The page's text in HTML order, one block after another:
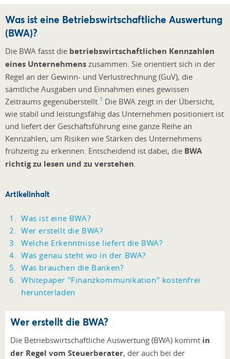
Was ist eine Betriebswirtschaftliche Auswertung
(BWA)?
Die BWA fasst die betriebswirtschaftlichen Kennzahlen
eines Unternehmens zusammen. Sie orientiert sich in der
Regel an der Gewinn- und Verlustrechnung (GuV), die
sämtliche Ausgaben und Einnahmen eines gewissen
Zeitraums gegenüberstellt. 1 Die BWA zeigt in der Übersicht,
wie stabil und leistungsfähig das Unternehmen positioniert ist
und liefert der Geschäftsführung eine ganze Reihe an
Kennzahlen, um Risiken wie Stärken des Unternehmens
frühzeitig zu erkennen. Entscheidend ist dabei, die BWA
richtig zu lesen und zu verstehen
Artikelinhalt
Was ist eine BWA?
Wer erstellt die BWA?
Welche Erkenntnisse liefert die BWA?
Was genau steht wo in der BWA?
Was brauchen die Banken?
Whitepaper "Finanzkommunikation" kostenfrei
herunterladen
Wer erstellt die BWA?
Die Betriebswirtschaftliche Auswertung (BWA) kommt in
der Regel vom Steuerberater, der auch bei der